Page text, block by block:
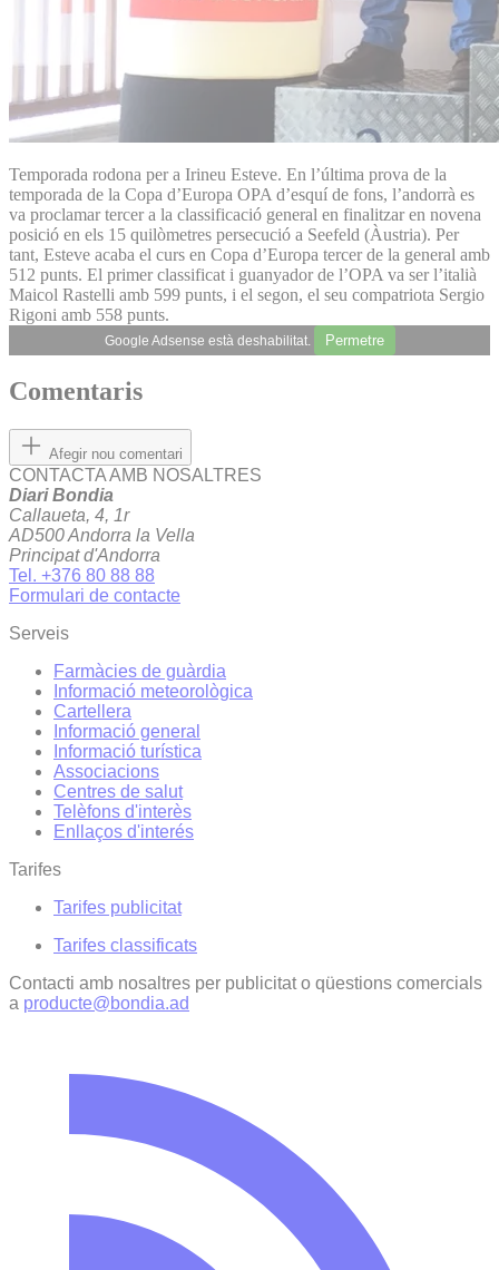
Temporada rodona per a Irineu Esteve. En l’última prova de la
temporada de la Copa d’Europa OPA d’esquí de fons, l’andorrà es
va proclamar tercer a la classificació general en finalitzar en novena
posició en els 15 quilòmetres persecució a Seefeld (Àustria). Per
tant, Esteve acaba el curs en Copa d’Europa tercer de la general amb
512 punts. El primer classificat i guanyador de l’OPA va ser l’italià
Maicol Rastelli amb 599 punts, i el segon, el seu compatriota Sergio
Rigoni amb 558 punts.
Google Adsense està deshabilitat. Permetre
Comentaris
Afegir nou comentari
CONTACTA AMB NOSALTRES
Diari Bondia
Callaueta, 4, 1r
AD500 Andorra la Vella
Principat d'Andorra
Tel. +376 80 88 88
Formulari de contacte
Serveis
Farmàcies de guàrdia
Informació meteorològica
Cartellera
Informació general
Informació turística
Associacions
Centres de salut
Telèfons d'interès
Enllaços d'interés
Tarifes
Tarifes publicitat
Tarifes classificats
Contacti amb nosaltres per publicitat o qüestions comercials
a producte@bondia.ad